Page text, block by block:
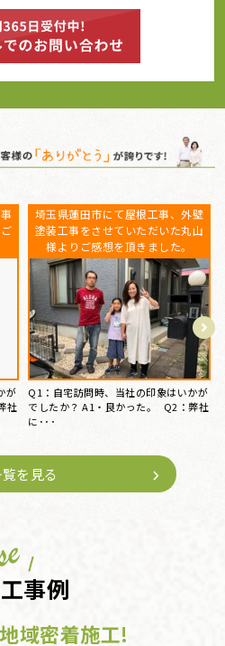
が
社
埼玉県上尾市、屋根外壁塗装工
事 施主様より
Q：自宅訪問時、当社の印象はいかが
でしたか？ A・良かった。 Q2：弊社
に決め･･･
を見る
事例
域密着施工!